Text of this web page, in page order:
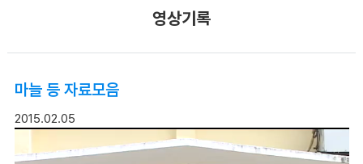
영상기록
마늘 등 자료모음
2015.02.05